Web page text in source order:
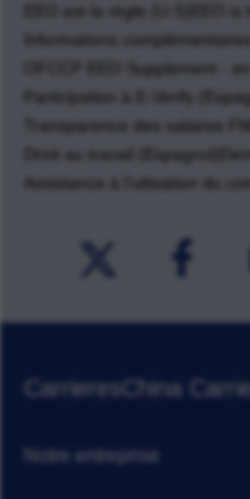
EEO est la règle (U.S)
EEO
Informations
OFCCP EEO Supplement -
Participation à E-Verify
Transparence des salaires
Droit au travail (Espagnol)
Assistance à l'utlisation du
CarrieresChina
Notre entreprise